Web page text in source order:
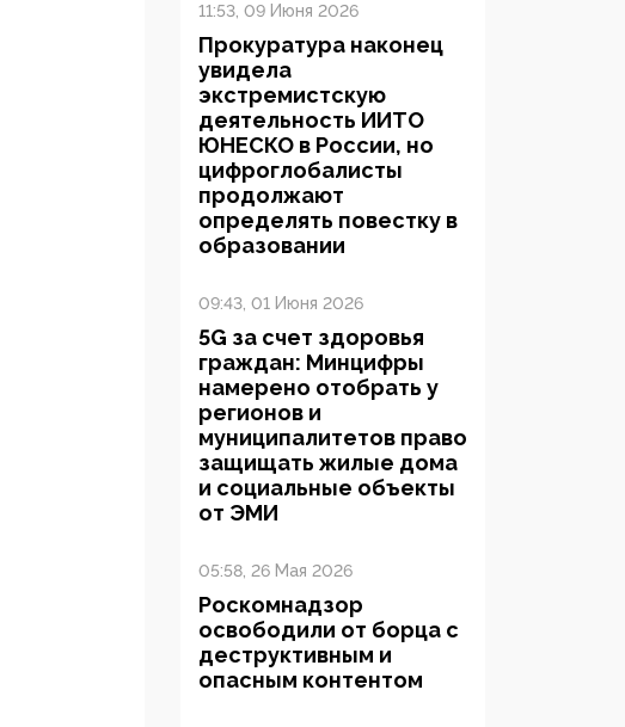
11:53, 09 Июня 2026
Прокуратура наконец
увидела
экстремистскую
деятельность ИИТО
ЮНЕСКО в России, но
цифроглобалисты
продолжают
определять повестку в
образовании
09:43, 01 Июня 2026
5G за счет здоровья
граждан: Минцифры
намерено отобрать у
регионов и
муниципалитетов право
защищать жилые дома
и социальные объекты
от ЭМИ
05:58, 26 Мая 2026
Роскомнадзор
освободили от борца с
деструктивным и
опасным контентом